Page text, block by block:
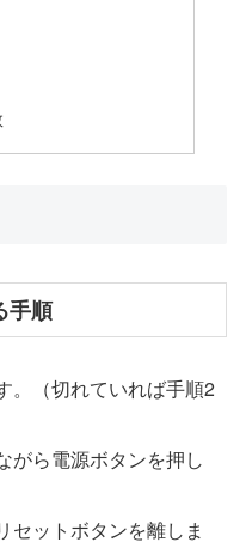
手順
。（切れていれば手順2
がら電源ボタンを押し
セットボタンを離しま